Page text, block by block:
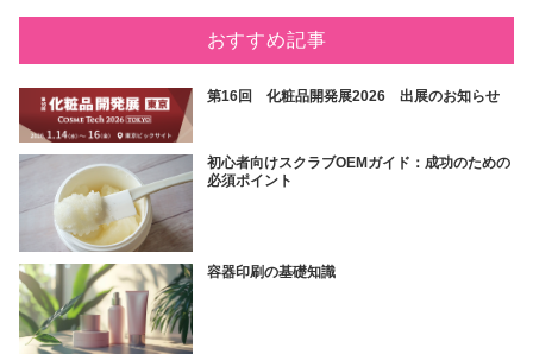
おすすめ記事
第16回 化粧品開発展2026 出展のお知らせ
初心者向けスクラブOEMガイド：成功のための
必須ポイント
容器印刷の基礎知識